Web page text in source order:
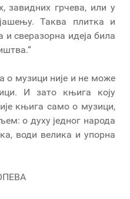
завидних грчева, или у
Таква плитка и
и сверазорна идеја била
о музици није и не може
И зато књига коју
књига само о музици,
о духу једног народа
води велика и упорна